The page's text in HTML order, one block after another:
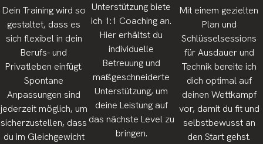
Dein Training wird so
gestaltet, dass es
sich flexibel in dein
Berufs- und
Privatleben einfügt.
Spontane
Anpassungen sind
jederzeit möglich, um
sicherzustellen, dass
du im Gleichgewicht
Unterstützung biete
ich 1:1 Coaching an.
Hier erhältst du
individuelle
Betreuung und
maßgeschneiderte
Unterstützung, um
deine Leistung auf
das nächste Level zu
bringen.
Mit einem gezielten
Plan und
Schlüsselsessions
für Ausdauer und
Technik bereite ich
dich optimal auf
deinen Wettkampf
vor, damit du fit und
selbstbewusst an
den Start gehst.